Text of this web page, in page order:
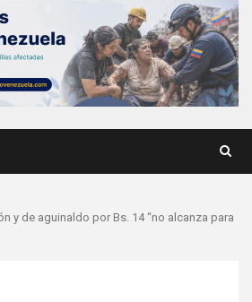
y de aguinaldo por Bs. 14 “no alcanza para